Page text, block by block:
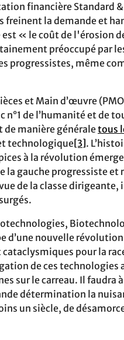
financière Standard
la demande et
est « le coût de l'érosion
préoccupé par
progressistes, même
et Main d’œuvre
de l’humanité et de
manière généraletous
technologique[3].
à la révolution
la gauche progressiste
de la classe
d’une nouvelle
pour la
de ces technologies
sur le carreau. Il
détermination la
un siècle, de